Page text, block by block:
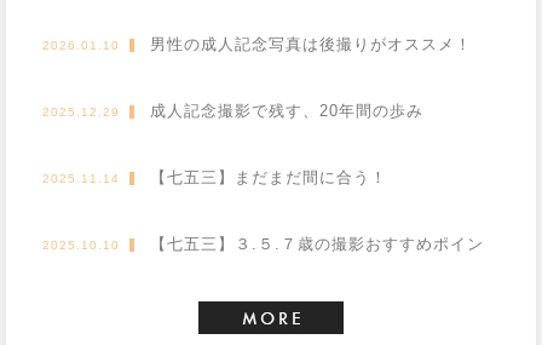
2026.01.10 男性の成人記念写真は後撮りがオススメ！
2025.12.29 成人記念撮影で残す、20年間の歩み
2025.11.14 【七五三】まだまだ間に合う！
2025.10.10
【七五三】３.５.７歳の撮影おすすめポイン